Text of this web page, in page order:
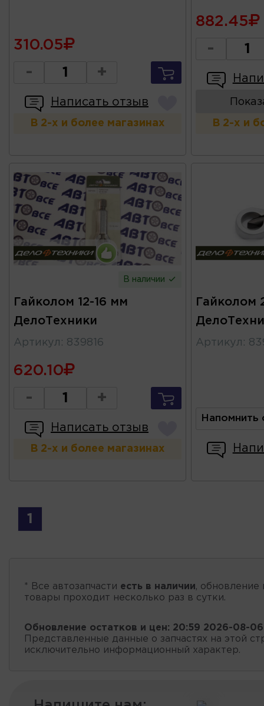
310.05
- +
Написать отзыв
В 2-х и более магазинах
882.45
-
В 2-х и
В наличии
Гайколом 12-16 мм
ДелоТехники
Артикул : 839816
620.10
- +
Написать отзыв
В 2-х и более магазинах
Гайколом
Артикул :
Напомнить
1
* Все автозапчасти есть в наличии, обновление
товары проходит несколько раз в сутки.
Обновление остатков и цен: 20:59 2026-08-06
Представленные данные о запчастях на этой
исключительно информационный характер.